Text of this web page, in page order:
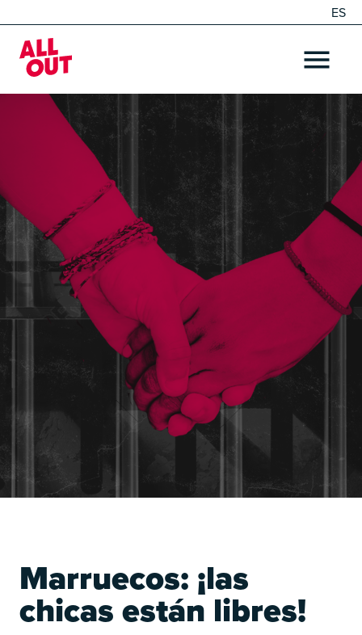
ES
Home
OPEN
Marruecos: ¡las
chicas están libres!